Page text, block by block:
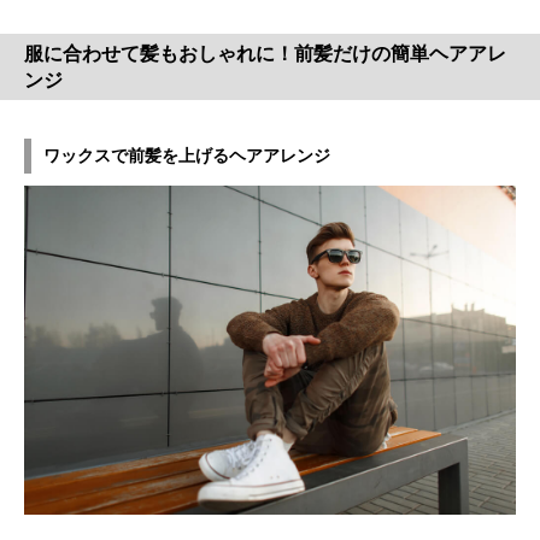
服に合わせて髪もおしゃれに！前髪だけの簡単ヘアアレ
ンジ
ワックスで前髪を上げるヘアアレンジ